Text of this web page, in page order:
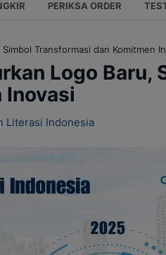
PERIKSA ORDER
Transformasi dan Komitmen
Logo Baru,
Inovasi
Literasi Indonesia